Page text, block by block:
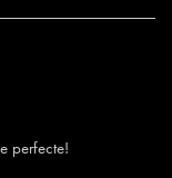
perfecte!